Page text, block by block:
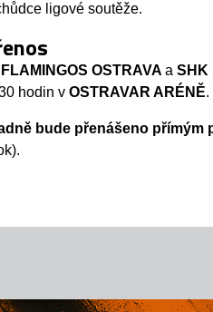
ligové soutěže.
FLAMINGOS OSTRAVA a SHK
hodin v OSTRAVAR ARÉNĚ.
bude přenášeno přímým